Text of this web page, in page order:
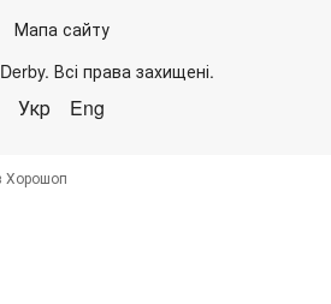
Мапа сайту
Всі права захищені.
Укр Eng
Хорошоп